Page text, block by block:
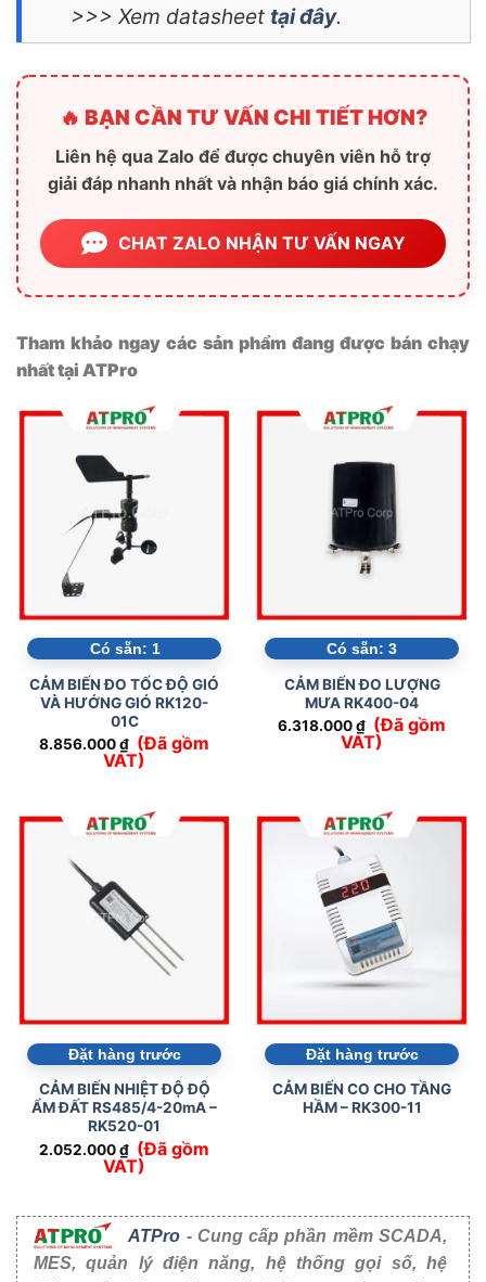
>>> Xem datasheet tại đây.
🔥 BẠN CẦN TƯ VẤN CHI TIẾT HƠN?
Liên hệ qua Zalo để được chuyên viên hỗ trợ
giải đáp nhanh nhất và nhận báo giá chính xác.
CHAT ZALO NHẬN TƯ VẤN NGAY
Tham khảo ngay các sản phẩm đang được bán chạy
nhất tại ATPro
Có sẵn: 1
CẢM BIẾN ĐO TỐC ĐỘ GIÓ
VÀ HƯỚNG GIÓ RK120-
01C
8.856.000₫ (Đã gồm
VAT)
Có sẵn: 3
CẢM BIẾN ĐO LƯỢNG
MƯA RK400-04
6.318.000₫ (Đã gồm
VAT)
Đặt hàng trước
CẢM BIẾN NHIỆT ĐỘ ĐỘ
ẨM ĐẤT RS485/4-20mA –
RK520-01
2.052.000₫ (Đã gồm
VAT)
Đặt hàng trước
CẢM BIẾN CO CHO TẦNG
HẦM – RK300-11
ATPro - Cung cấp phần mềm SCADA,
MES, quản lý điện năng, hệ thống gọi số, hệ